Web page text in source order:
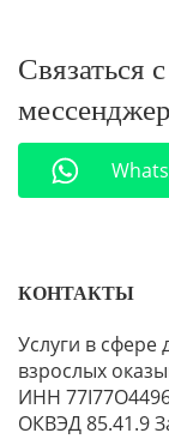
Связаться
КОНТАКТЫ
Услуги в сфере
взрослых
ИНН
ОКВЭД 85.41.9